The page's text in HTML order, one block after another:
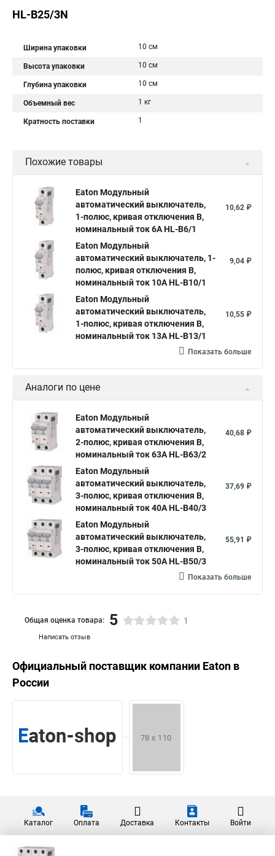
HL-B25/3N
Ширина упаковки 10 см
Высота упаковки 10 см
Глубина упаковки 10 см
Объемный вес 1 кг
Кратность поставки 1
Похожие товары
Eaton Модульный
автоматический выключатель,
1-полюс, кривая отключения B,
номинальный ток 6А HL-B6/1
10,62 ₽
Eaton Модульный
автоматический выключатель, 1-
полюс, кривая отключения B,
номинальный ток 10А HL-B10/1
9,04 ₽
Eaton Модульный
автоматический выключатель,
1-полюс, кривая отключения B,
номинальный ток 13А HL-B13/1
10,55 ₽
Показать больше
Аналоги по цене
Eaton Модульный
автоматический выключатель,
2-полюс, кривая отключения B,
номинальный ток 63А HL-B63/2
40,68 ₽
Eaton Модульный
автоматический выключатель,
3-полюс, кривая отключения B,
номинальный ток 40А HL-B40/3
37,69 ₽
Eaton Модульный
автоматический выключатель,
3-полюс, кривая отключения B,
номинальный ток 50А HL-B50/3
55,91 ₽
Показать больше
Написать отзыв
Общая оценка товара: 5 1
Официальный поставщик компании Eaton в
России
Каталог Оплата Доставка Контакты Войти